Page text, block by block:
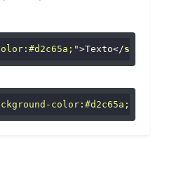
>Texto</span
color:#d2c65a;"